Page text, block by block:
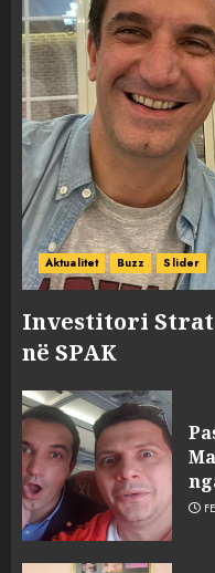
Aktualitet Buzz Slider
Investitori
në SPAK